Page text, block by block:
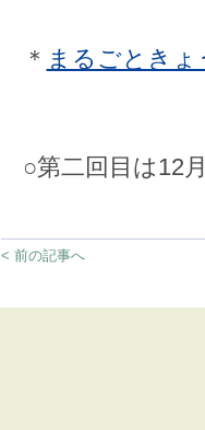
＊ まるごとき
○第二回目は12
< 前の記事へ